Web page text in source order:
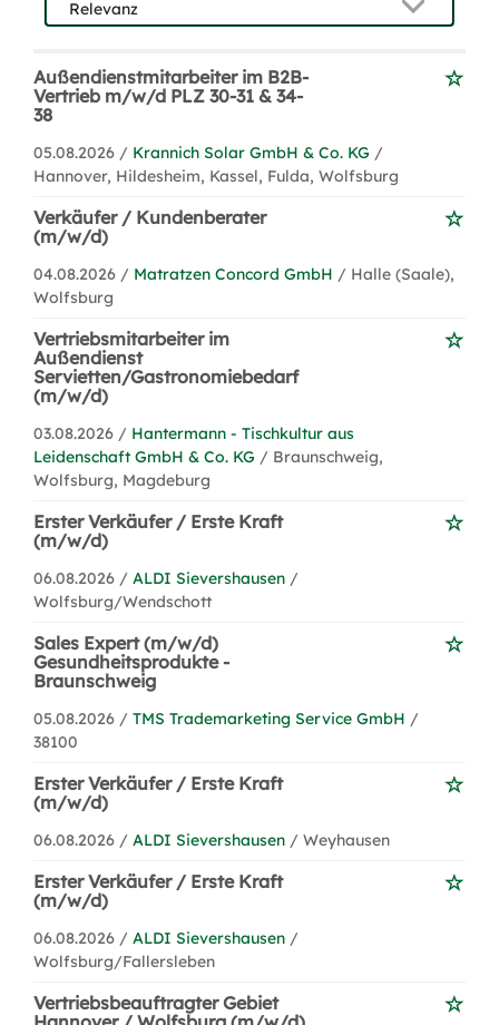
Außendienstmitarbeiter im B2B-
Vertrieb m/w/d PLZ 30-31 & 34-
38
05.08.2026 / Krannich Solar GmbH & Co. KG /
Hannover, Hildesheim, Kassel, Fulda, Wolfsburg
Verkäufer / Kundenberater
(m/w/d)
04.08.2026 / Matratzen Concord GmbH / Halle (Saale),
Wolfsburg
Vertriebsmitarbeiter im
Außendienst
Servietten/Gastronomiebedarf
(m/w/d)
03.08.2026 / Hantermann - Tischkultur aus
Leidenschaft GmbH & Co. KG / Braunschweig,
Wolfsburg, Magdeburg
Erster Verkäufer / Erste Kraft
(m/w/d)
06.08.2026 / ALDI Sievershausen /
Wolfsburg/Wendschott
Sales Expert (m/w/d)
Gesundheitsprodukte -
Braunschweig
05.08.2026 / TMS Trademarketing Service GmbH /
38100
Erster Verkäufer / Erste Kraft
(m/w/d)
06.08.2026 / ALDI Sievershausen / Weyhausen
Erster Verkäufer / Erste Kraft
(m/w/d)
06.08.2026 / ALDI Sievershausen /
Wolfsburg/Fallersleben
Vertriebsbeauftragter Gebiet